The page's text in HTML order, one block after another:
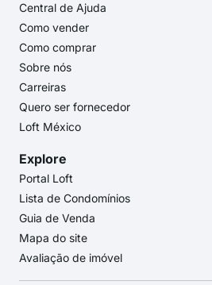
Central de Ajuda
Como vender
Como comprar
Sobre nós
Carreiras
Quero ser fornecedor
Loft México
Explore
Portal Loft
Lista de Condomínios
Guia de Venda
Mapa do site
Avaliação de imóvel